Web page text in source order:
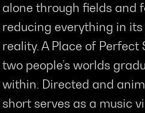
alone through fields and
reducing everything in
reality. A Place of
two people’s worlds
within. Directed and
short serves as a music